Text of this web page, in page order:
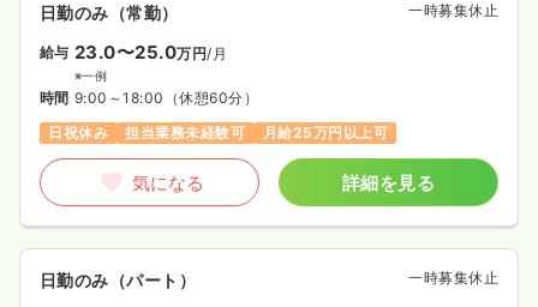
日勤のみ（常勤） 一時募集休止
給与 23.0〜25.0万円/月
※一例
時間 9:00～18:00 （休憩60分）
日祝休み
担当業務未経験可 月給25万円以上可
気になる 詳細を見る
日勤のみ（パート） 一時募集休止